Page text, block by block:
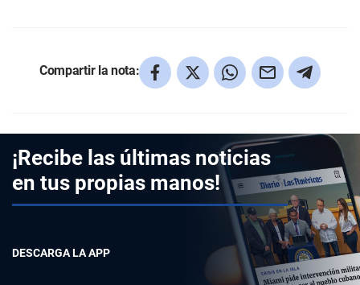
Compartir la nota:
¡Recibe las últimas noticias
en tus propias manos!
DESCARGA LA APP